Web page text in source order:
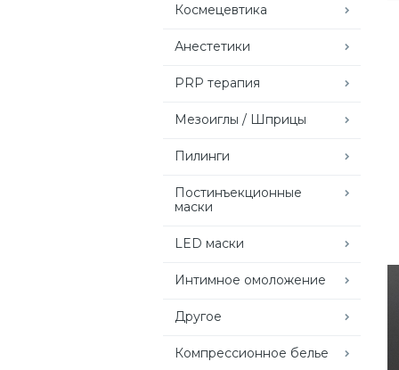
Космецевтика
Анестетики
PRP терапия
Мезоиглы / Шприцы
Пилинги
Постинъекционные
маски
LED маски
Интимное омоложение
Другое
Компрессионное белье